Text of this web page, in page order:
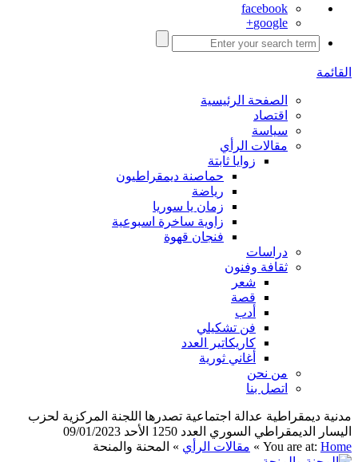
facebook
google+
القائمة
الصفحة الرئيسية
اقتصاد
سياسة
مقالات الرأي
زوايا ثابتة
حماصنة ديمقراطيون
رياضة
زمان يا سوريا
زاوية ساخرة اسبوعية
فنجان قهوة
دراسات
ثقافة وفنون
شعر
قصة
أدب
فن تشكيلي
كاريكاتير العدد
أغاني ثورية
من نحن
اتصل بنا
مدنية ديمقراطية عدالة اجتماعية تصدرها اللجنة المركزية لحزب
اليسار الديمقراطي السوري العدد 1250 الأحد 09/01/2023
You are at: Home
» مقالات الرأي » المحنة والمنحة